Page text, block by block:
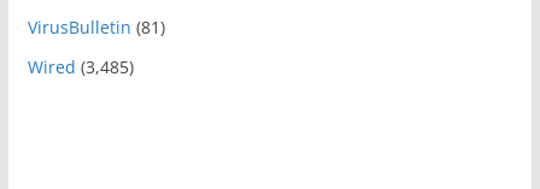
VirusBulletin (81)
Wired (3,485)